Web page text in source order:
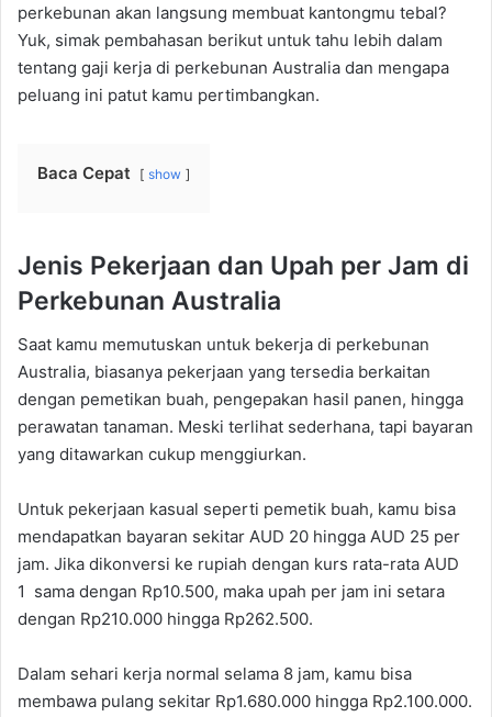
perkebunan akan langsung membuat kantongmu tebal?
Yuk, simak pembahasan berikut untuk tahu lebih dalam
tentang gaji kerja di perkebunan Australia dan mengapa
peluang ini patut kamu pertimbangkan.
Baca Cepat show
Jenis Pekerjaan dan Upah per Jam di
Perkebunan Australia
Saat kamu memutuskan untuk bekerja di perkebunan
Australia, biasanya pekerjaan yang tersedia berkaitan
dengan pemetikan buah, pengepakan hasil panen, hingga
perawatan tanaman. Meski terlihat sederhana, tapi bayaran
yang ditawarkan cukup menggiurkan.
Untuk pekerjaan kasual seperti pemetik buah, kamu bisa
mendapatkan bayaran sekitar AUD 20 hingga AUD 25 per
jam. Jika dikonversi ke rupiah dengan kurs rata-rata AUD
1 sama dengan Rp10.500, maka upah per jam ini setara
dengan Rp210.000 hingga Rp262.500.
Dalam sehari kerja normal selama 8 jam, kamu bisa
membawa pulang sekitar Rp1.680.000 hingga Rp2.100.000.